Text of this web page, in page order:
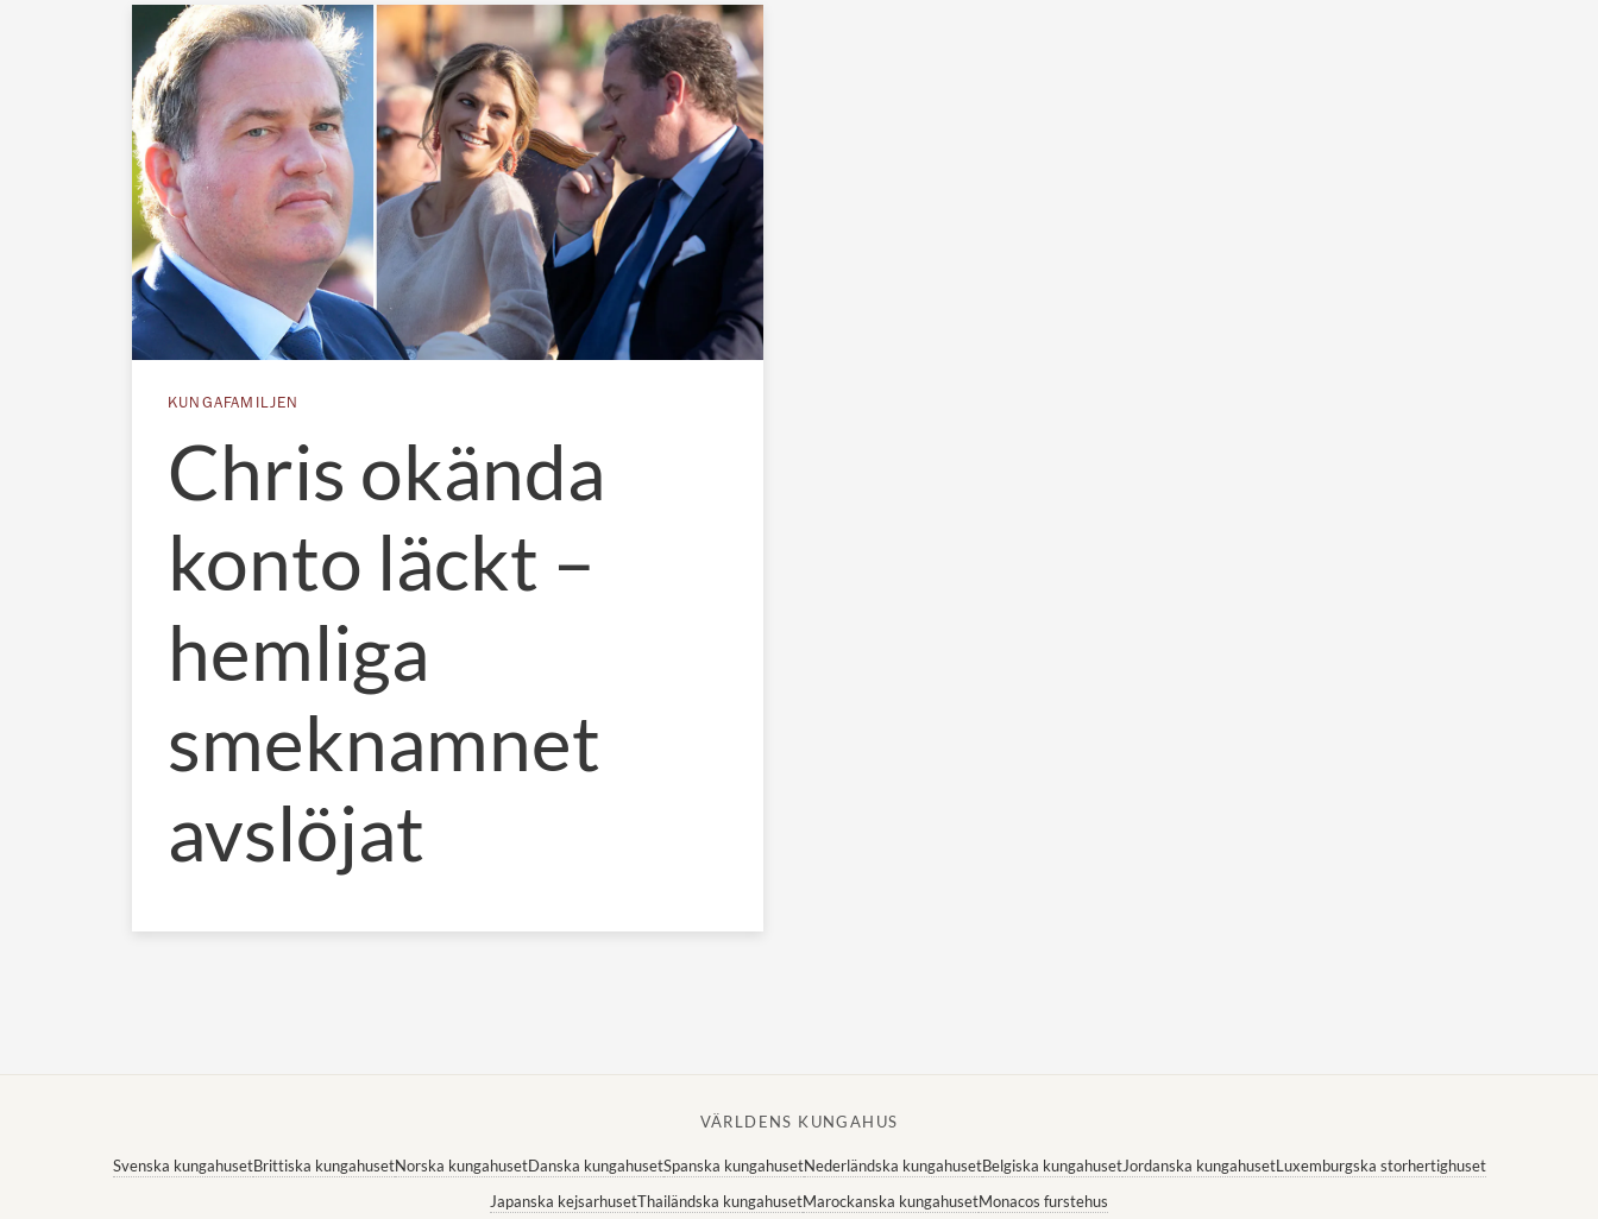
KUNGAFAMILJEN
Chris okända
konto läckt –
hemliga
smeknamnet
avslöjat
VÄRLDENS KUNGAHUS
Svenska kungahusetBrittiska kungahusetNorska kungahusetDanska kungahusetSpanska kungahusetNederländska kungahusetBelgiska kungahusetJordanska kungahusetLuxemburgska storhertighuset
Japanska kejsarhusetThailändska kungahusetMarockanska kungahusetMonacos furstehus